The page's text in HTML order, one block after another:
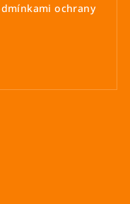
ochrany